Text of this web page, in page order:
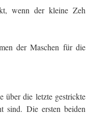
wenn der kleine Zeh
der Maschen für die
über die letzte gestrickte
sind. Die ersten beiden